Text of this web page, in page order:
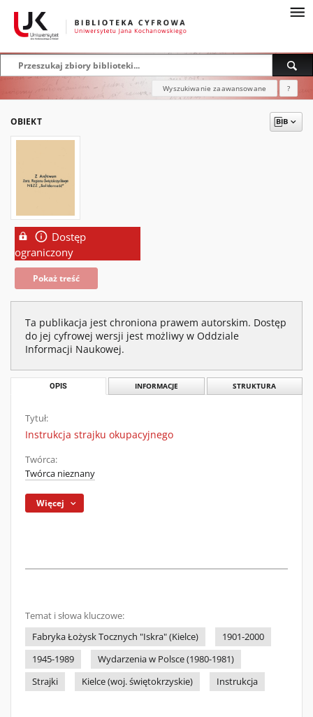
Wyszukiwanie zaawansowane ?
OBIEKT
Dostęp
ograniczony
Pokaż treść
Ta publikacja jest chroniona prawem autorskim. Dostęp
do jej cyfrowej wersji jest możliwy w Oddziale
Informacji Naukowej.
OPIS INFORMACJE STRUKTURA
Tytuł:
Instrukcja strajku okupacyjnego
Twórca:
Twórca nieznany
Więcej
Temat i słowa kluczowe:
Fabryka Łożysk Tocznych "Iskra" (Kielce)
1901-2000
1945-1989
Wydarzenia w Polsce (1980-1981)
Strajki
Kielce (woj. świętokrzyskie) Instrukcja